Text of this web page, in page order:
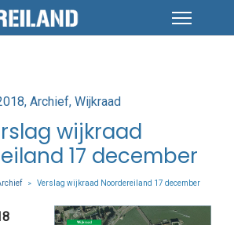
Archief Wijkraad
wijkraad
17 december
> Verslag wijkraad Noordereiland 17 december